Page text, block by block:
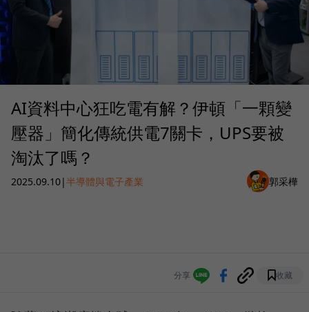
AI資料中心狂吃電有解？伊頓「一顆變
壓器」簡化傳統供電7關卡，UPS要被
淘汰了嗎？
2025.09.10|半導體與電子產業 郭采樺
分享 收藏